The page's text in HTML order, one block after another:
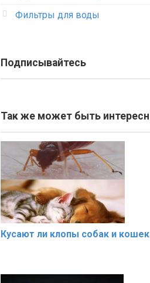
Фильтры для воды
Подписывайтесь
Так же может быть интересн
Кусают ли клопы собак и кошек